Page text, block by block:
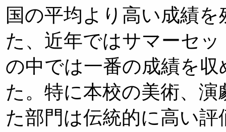
国の平均より高い成績
た、近年ではサマーセ
の中では一番の成績を
た。特に本校の美術、
た部門は伝統的に高い